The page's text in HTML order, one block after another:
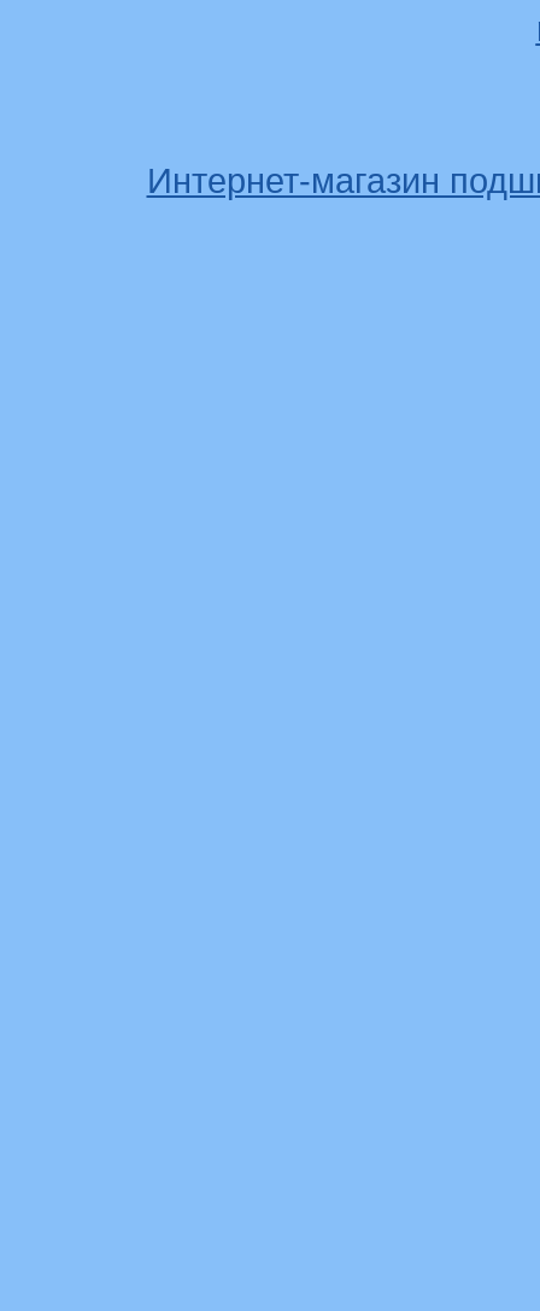
Интернет-магазин